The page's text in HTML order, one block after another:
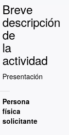
Breve
descripción
de
la
actividad
Presentación
Persona
física
solicitante